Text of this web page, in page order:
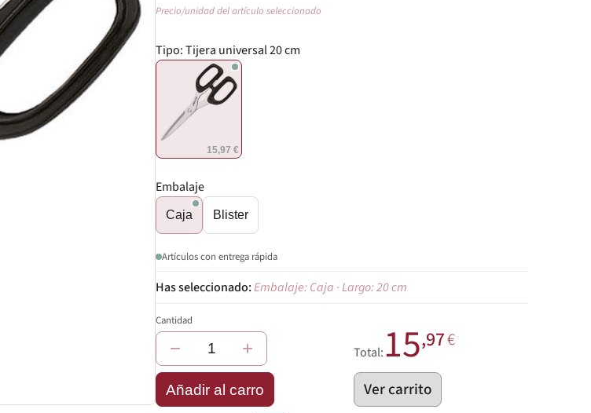
Precio/unidad del artículo seleccionado
Tipo:Tijera universal 20 cm
15,97 €
Embalaje
Caja Blister
Artículos con entrega rápida
Embalaje: Caja · Largo: 20 cm
Cantidad
− +
Añadir al carro
Total:15,97€
Ver carrito